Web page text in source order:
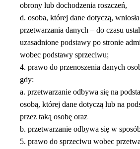
obrony lub dochodzenia roszczeń,
d. osoba, której dane dotyczą,
przetwarzania danych – do czasu
uzasadnione podstawy po stronie
wobec podstawy sprzeciwu;
4. prawo do przenoszenia danych
gdy:
a. przetwarzanie odbywa się na
osobą, której dane dotyczą lub na
przez taką osobę oraz
b. przetwarzanie odbywa się w
5. prawo do sprzeciwu wobec